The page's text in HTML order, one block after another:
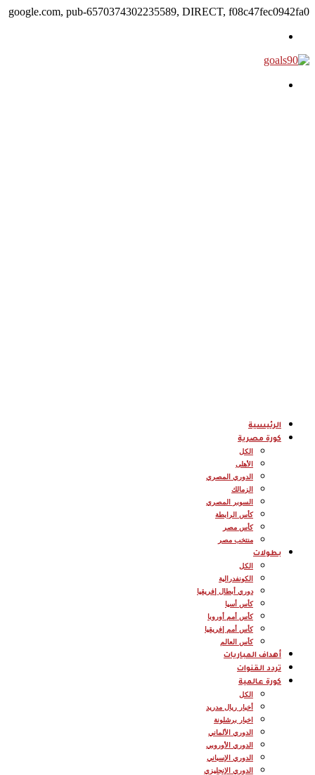
google.com, pub-6570374302235589, DIRECT, f08c47fec0942fa0
الرئيسية
كورة مصرية
الكل
الأهلى
الدوري المصري
الزمالك
السوبر المصري
كأس الرابطة
كأس مصر
منتخب مصر
بطولات
الكل
الكونفدرالية
دوري أبطال إفريقيا
كأس أسيا
كأس أمم أوروبا
كأس أمم إفريقيا
كأس العالم
أهداف المباريات
تردد القنوات
كورة عالمية
الكل
أخبار ريال مدريد
اخبار برشلونة
الدوري الألماني
الدوري الأوروبي
الدوري الإسباني
الدوري الإنجليزي